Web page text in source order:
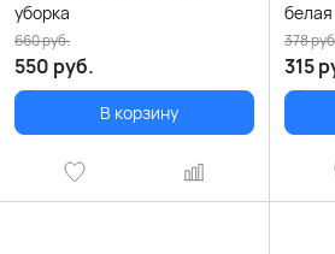
уборка
550 руб.
660руб.
В корзину
белая
315
378